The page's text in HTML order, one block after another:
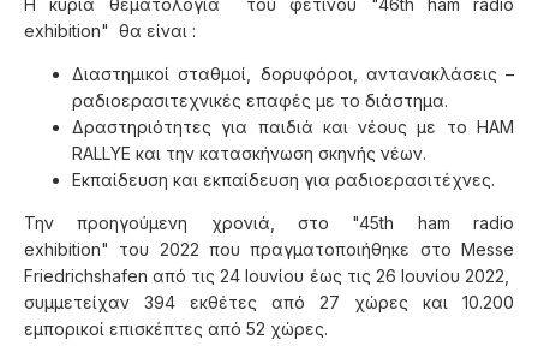
Η κύρια θεματολογία του φετινού "46th ham radio
exhibition" θα είναι :
Διαστημικοί σταθμοί, δορυφόροι, αντανακλάσεις –
ραδιοερασιτεχνικές επαφές με το διάστημα.
Δραστηριότητες για παιδιά και νέους με το HAM
RALLYE και την κατασκήνωση σκηνής νέων.
Εκπαίδευση και εκπαίδευση για ραδιοερασιτέχνες.
Την προηγούμενη χρονιά, στο "45th ham radio
exhibition" του 2022 που πραγματοποιήθηκε στο Messe
Friedrichshafen από τις 24 Ιουνίου έως τις 26 Ιουνίου 2022,
συμμετείχαν 394 εκθέτες από 27 χώρες και 10.200
εμπορικοί επισκέπτες από 52 χώρες.